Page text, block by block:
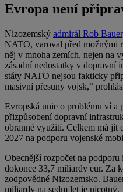
Evropa není
Nizozemský admirál Rob Bauer
NATO, varoval před možnými
něj v mnoha zemích, nejen na
zásadní nedostatky v dopravní
státy NATO nejsou fakticky
masivní přesuny vojsk,“
Evropská unie o problému ví a
přizpůsobení dopravní
obranné využití. Celkem má jít
2027 na podporu vojenské
Obecnější rozpočet na
dokonce 33,7 miliardy eur. Za
zodpovědné Nizozemsko.
miliardy na sedm let je nicotný.